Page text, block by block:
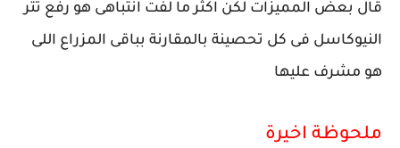
قال بعض المميزات لكن اكثر ما لفت انتباهى هو رفع تتر
النيوكاسل فى كل تحصينة بالمقارنة بباقى المزراع اللى
هو مشرف عليها
ملحوظة اخيرة